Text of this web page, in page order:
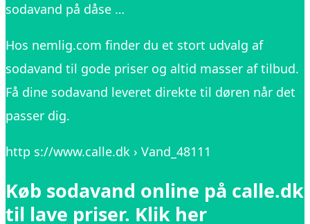
sodavand på dåse …
Hos nemlig.com finder du et stort udvalg af
sodavand til gode priser og altid masser af tilbud.
Få dine sodavand leveret direkte til døren når det
passer dig.
http s://www.calle.dk › Vand_48111
Køb sodavand online på calle.dk
til lave priser. Klik her